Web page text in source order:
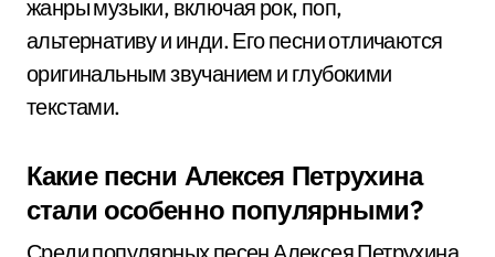
жанры музыки, включая рок, поп,
альтернативу и инди. Его песни отличаются
оригинальным звучанием и глубокими
текстами.
Какие песни Алексея Петрухина
стали особенно популярными?